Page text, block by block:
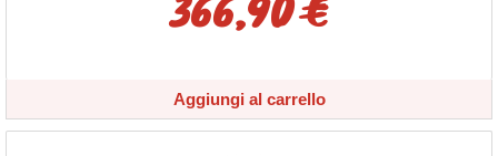
Aggiungi al carrello